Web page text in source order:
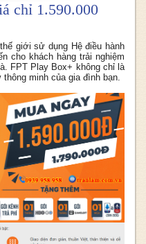
chỉ 1.590.000
giới sử dụng Hệ điều hành
cho khách hàng trải nghiệm
FPT Play Box+ không chỉ là
minh của gia đình bạn.